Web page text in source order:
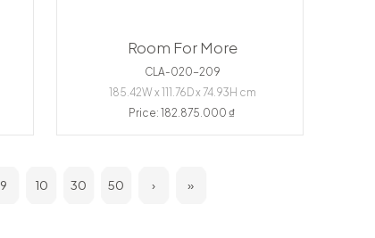
Room For More
CLA-020-209
185.42W x 111.76D x 74.93H cm
Price: 182.875.000 ₫
9 10 30 50 › »